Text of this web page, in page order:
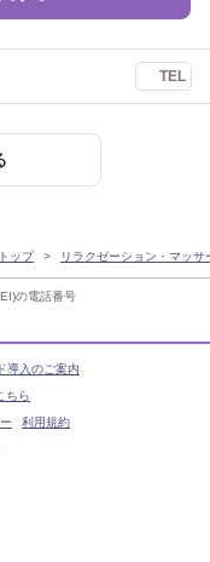
の電話番号
TEL
ップ リラクゼーション・マッ
導入のご案内
ちら
利用規約